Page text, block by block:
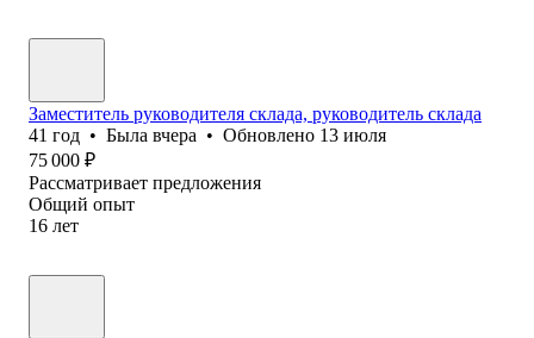
Заместитель руководителя склада, руководитель склада
41 год • Была вчера • Обновлено 13 июля
75 000 ₽
Рассматривает предложения
Общий опыт
16 лет